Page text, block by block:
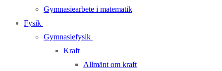
Gymnasiearbete i matematik
Fysik
Gymnasiefysik
Kraft
Allmänt om kraft